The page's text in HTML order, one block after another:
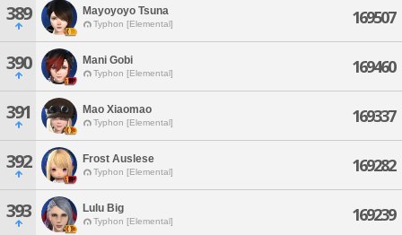
389 Mayoyoyo Tsuna
Typhon [Elemental] 169507
390 Mani Gobi
Typhon [Elemental] 169460
391 Mao Xiaomao
Typhon [Elemental] 169337
392 Frost Auslese
Typhon [Elemental] 169282
393 Lulu Big
Typhon [Elemental] 169239